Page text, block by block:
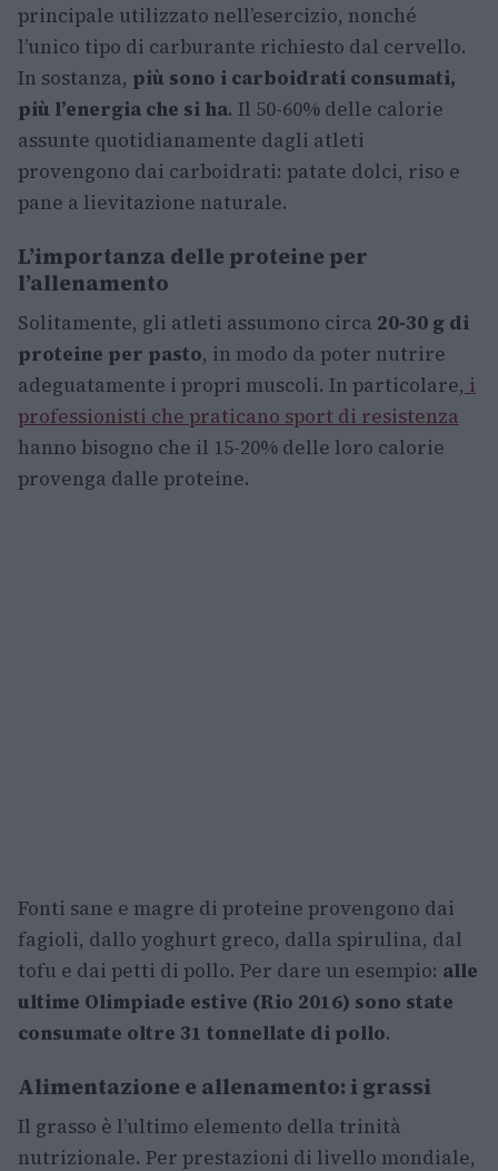
principale utilizzato nell’esercizio, nonché
l’unico tipo di carburante richiesto dal cervello.
In sostanza, più sono i carboidrati consumati,
più l’energia che si ha. Il 50-60% delle calorie
assunte quotidianamente dagli atleti
provengono dai carboidrati: patate dolci, riso e
pane a lievitazione naturale.
L’importanza delle proteine per
l’allenamento
Solitamente, gli atleti assumono circa 20-30 g di
proteine per pasto, in modo da poter nutrire
adeguatamente i propri muscoli. In particolare, i
professionisti che praticano sport di resistenza
hanno bisogno che il 15-20% delle loro calorie
provenga dalle proteine.
Fonti sane e magre di proteine provengono dai
fagioli, dallo yoghurt greco, dalla spirulina, dal
tofu e dai petti di pollo. Per dare un esempio: alle
ultime Olimpiade estive (Rio 2016) sono state
consumate oltre 31 tonnellate di pollo.
Alimentazione e allenamento: i grassi
Il grasso è l’ultimo elemento della trinità
nutrizionale. Per prestazioni di livello mondiale,